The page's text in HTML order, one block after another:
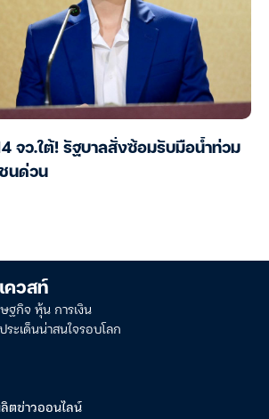
จว.ใต้! รัฐบาลสั่งซ้อมรับมือน้ำท่วม
นด่วน
ควสท์
ฐกิจ หุ้น การเงิน
ะเด็นน่าสนใจรอบโลก
ตข่าวออนไลน์